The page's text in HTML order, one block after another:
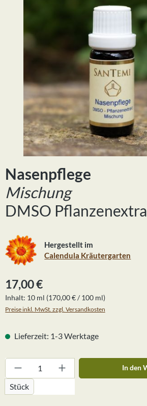
Nasenpflege
Mischung
DMSO
Hergestellt im
Calendula Kräutergarten
Regulärer Preis:
17,00 €
Inhalt: 10 ml (170,00 € / 100 ml)
Preise inkl. MwSt. zzgl. Versandkosten
Lieferzeit: 1-3 Werktage
Produkt Anzahl: Gib den
Stück
In den